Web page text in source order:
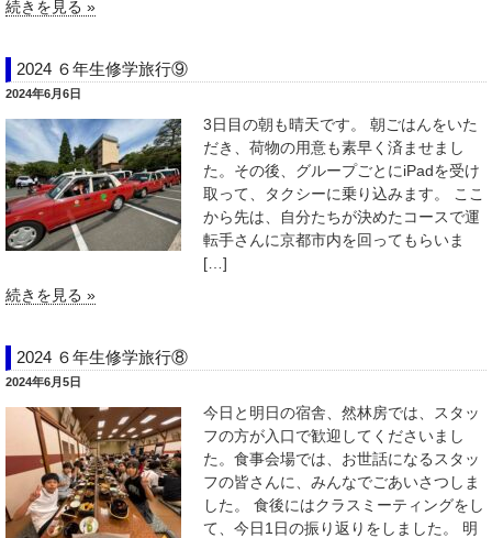
続きを見る »
2024 ６年生修学旅行⑨
2024年6月6日
3日目の朝も晴天です。 朝ごはんをいた
だき、荷物の用意も素早く済ませまし
た。その後、グループごとにiPadを受け
取って、タクシーに乗り込みます。 ここ
から先は、自分たちが決めたコースで運
転手さんに京都市内を回ってもらいま
[…]
続きを見る »
2024 ６年生修学旅行⑧
2024年6月5日
今日と明日の宿舎、然林房では、スタッ
フの方が入口で歓迎してくださいまし
た。食事会場では、お世話になるスタッ
フの皆さんに、みんなでごあいさつしま
した。 食後にはクラスミーティングをし
て、今日1日の振り返りをしました。 明